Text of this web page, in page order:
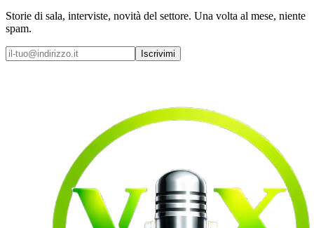
Storie di sala, interviste, novità del settore. Una volta al mese, niente
spam.
Iscrivimi